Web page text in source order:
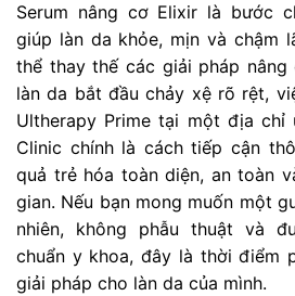
Serum nâng cơ Elixir là bước
giúp làn da khỏe, mịn và chậm
thể thay thế các giải pháp nâng
làn da bắt đầu chảy xệ rõ rệt,
Ultherapy Prime tại một địa chỉ
Clinic chính là cách tiếp cận
quả trẻ hóa toàn diện, an toàn
gian. Nếu bạn mong muốn một
nhiên, không phẫu thuật và
chuẩn y khoa, đây là thời điểm
giải pháp cho làn da của mình.